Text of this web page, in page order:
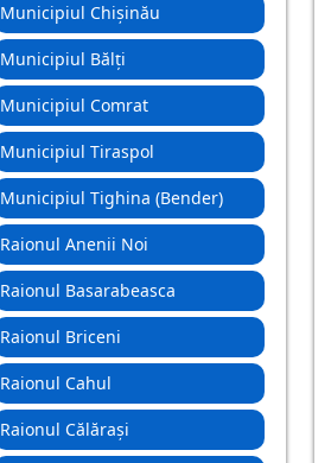
Municipiul Chișinău
Municipiul Bălți
Municipiul Comrat
Municipiul Tiraspol
Municipiul Tighina (Bender)
Raionul Anenii Noi
Raionul Basarabeasca
Raionul Briceni
Raionul Cahul
Raionul Călărași